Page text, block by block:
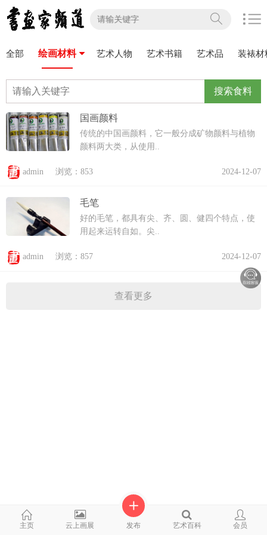
全部 绘画材料 艺术人物 艺术书籍 艺术品 装裱材
搜索食料
国画颜料
传统的中国画颜料，它一般分成矿物颜料与植物
颜料两大类，从使用..
admin 浏览：853 2024-12-07
毛笔
好的毛笔，都具有尖、齐、圆、健四个特点，使
用起来运转自如。尖..
admin 浏览：857 2024-12-07
查看更多
主页 云上画展 发布 艺术百科 会员